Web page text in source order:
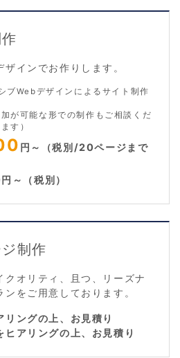
インでお作りします。
ブWebデザインによるサイト制作
が可能な形での制作もご相談くだ
す）
円～（税別/20ページまで
～（税別）
制作
クオリティ、且つ、リーズナ
をご用意しております。
ングの上、お見積り
ヒアリングの上、お見積り